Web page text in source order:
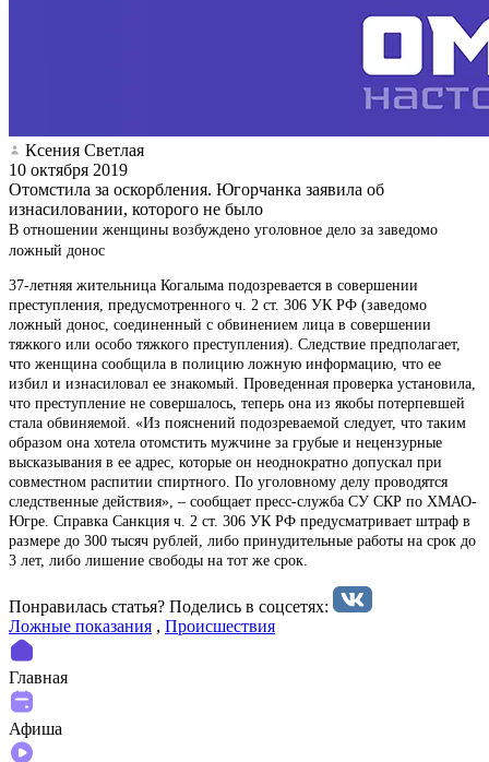
Ксения Светлая
10 октября 2019
Отомстила за оскорбления. Югорчанка заявила об
изнасиловании, которого не было
В отношении женщины возбуждено уголовное дело за заведомо
ложный донос
37-летняя жительница Когалыма подозревается в совершении
преступления, предусмотренного ч. 2 ст. 306 УК РФ (заведомо
ложный донос, соединенный с обвинением лица в совершении
тяжкого или особо тяжкого преступления). Следствие предполагает,
что женщина сообщила в полицию ложную информацию, что ее
избил и изнасиловал ее знакомый. Проведенная проверка установила,
что преступление не совершалось, теперь она из якобы потерпевшей
стала обвиняемой. «Из пояснений подозреваемой следует, что таким
образом она хотела отомстить мужчине за грубые и нецензурные
высказывания в ее адрес, которые он неоднократно допускал при
совместном распитии спиртного. По уголовному делу проводятся
следственные действия», – сообщает пресс-служба СУ СКР по ХМАО-
Югре. Справка Санкция ч. 2 ст. 306 УК РФ предусматривает штраф в
размере до 300 тысяч рублей, либо принудительные работы на срок до
3 лет, либо лишение свободы на тот же срок.
Понравилась статья? Поделиcь в соцсетях:
Ложные показания , Происшествия
Главная
Афиша